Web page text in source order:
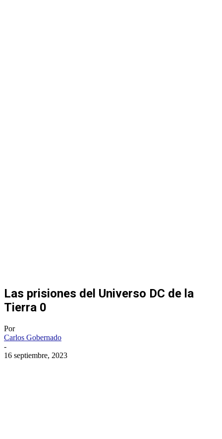
Las prisiones del Universo DC de la
Tierra 0
Por
Carlos Gobernado
-
16 septiembre, 2023